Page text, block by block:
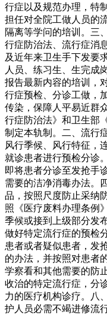
行症以及规范办理，特
担任对全院工做人员的
隔离等学问的培训。三
行症防治法、流行症消
及近年来卫生手下发要
人员、练习生、生完成
报告最新内容的培训，
行症预检、分诊工做，
传染，保障人平易近群
行症防治法》和卫生部
制定本轨制。二、流行
风行季候、风行特征，
就诊患者进行预检分诊
即将患者分诊至发抢手
需要的洁净消毒办法。
品，按照尺度防止采纳
照《医疗废料办理条例
季候或接到上级部分发
做好特定流行症的预检
患者或者疑似患者，发
的办法，并按照对患者
学察看和其他需要的防
收治的特定流行症，分
力的医疗机构诊疗。八
护人员必需不竭进修流